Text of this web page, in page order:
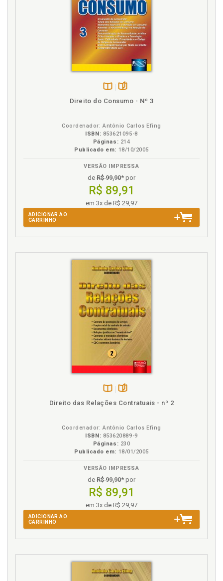
Direito do Consumo - Nº 3
Coordenador: Antônio Carlos Efing
ISBN: 853621095-8
Páginas: 214
Publicado em: 18/10/2005
VERSÃO IMPRESSA
de R$ 99,90* por
R$ 89,91
em 3x de R$ 29,97
ADICIONAR AO
CARRINHO
Direito das Relações Contratuais - nº 2
Coordenador: Antônio Carlos Efing
ISBN: 853620889-9
Páginas: 230
Publicado em: 18/01/2005
VERSÃO IMPRESSA
de R$ 99,90* por
R$ 89,91
em 3x de R$ 29,97
ADICIONAR AO
CARRINHO